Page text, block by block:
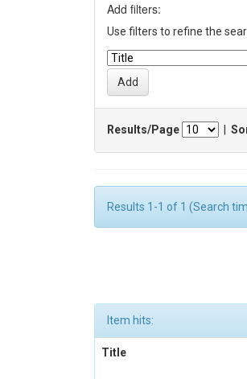
Add filters:
Use filters to refine the
Results/Page
Results 1-1 of 1 (Search
Item hits:
Title